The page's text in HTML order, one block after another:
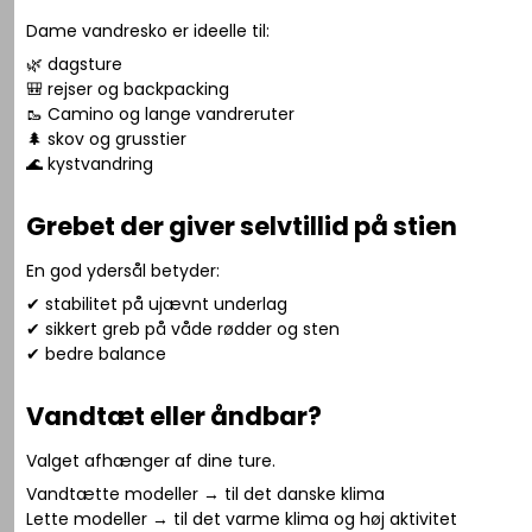
Dame vandresko er ideelle til:
🌿 dagsture
🎒 rejser og backpacking
🥾 Camino og lange vandreruter
🌲 skov og grusstier
🌊 kystvandring
Grebet der giver selvtillid på stien
En god ydersål betyder:
✔ stabilitet på ujævnt underlag
✔ sikkert greb på våde rødder og sten
✔ bedre balance
Vandtæt eller åndbar?
Valget afhænger af dine ture.
Vandtætte modeller → til det danske klima
Lette modeller → til det varme klima og høj aktivitet